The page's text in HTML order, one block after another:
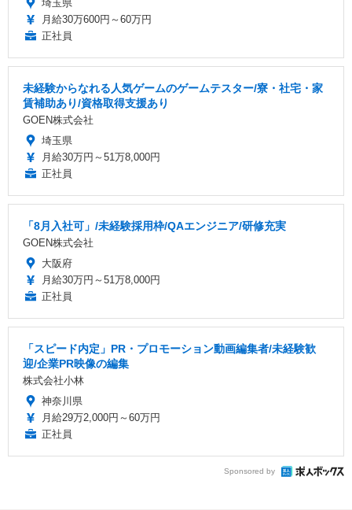
埼玉県
月給30万600円～60万円
正社員
未経験からなれる人気ゲームのゲームテスター/寮・社宅・家
賃補助あり/資格取得支援あり
GOEN株式会社
埼玉県
月給30万円～51万8,000円
正社員
「8月入社可」/未経験採用枠/QAエンジニア/研修充実
GOEN株式会社
大阪府
月給30万円～51万8,000円
正社員
「スピード内定」PR・プロモーション動画編集者/未経験歓
迎/企業PR映像の編集
株式会社小林
神奈川県
月給29万2,000円～60万円
正社員
Sponsored by